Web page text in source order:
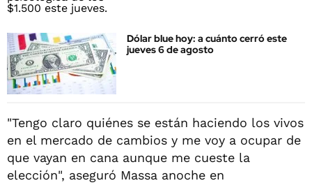
Dólar blue hoy: a cuánto cerró este
jueves 6 de agosto
"Tengo claro quiénes se están haciendo los vivos
en el mercado de cambios y me voy a ocupar de
que vayan en cana aunque me cueste la
elección", aseguró Massa anoche en